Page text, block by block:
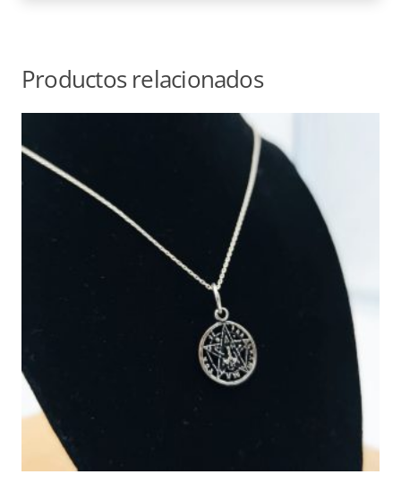
Productos relacionados